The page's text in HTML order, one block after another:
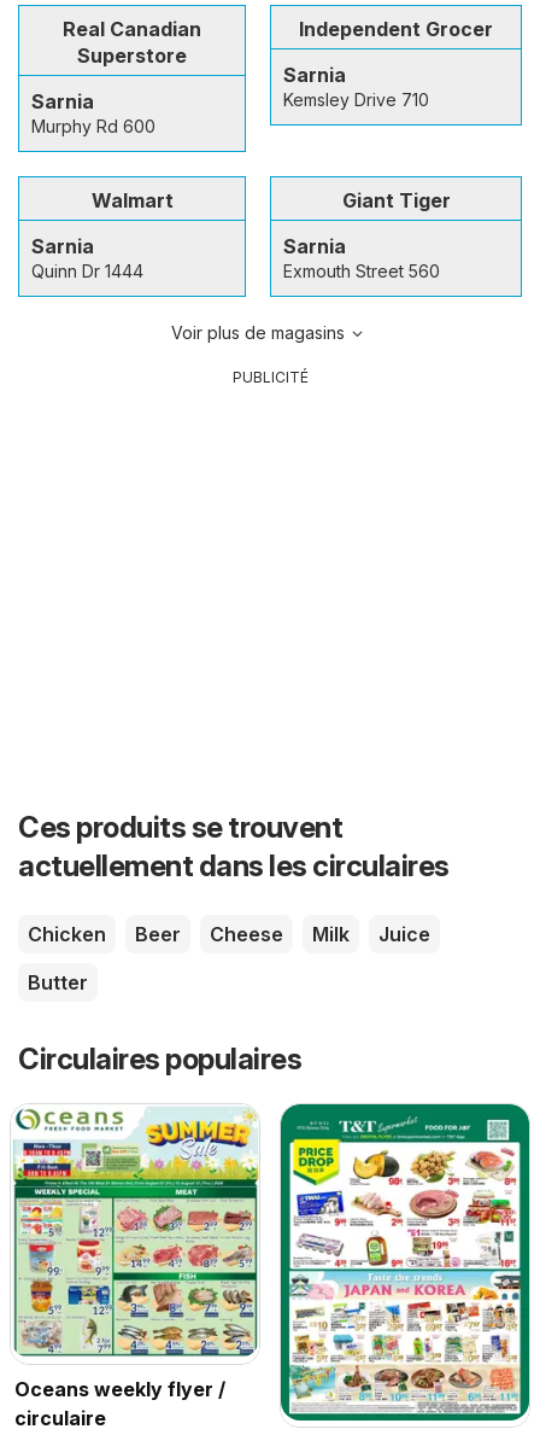
Real Canadian
Superstore
Sarnia
Murphy Rd 600
Independent Grocer
Sarnia
Kemsley Drive 710
Walmart
Sarnia
Quinn Dr 1444
Giant Tiger
Sarnia
Exmouth Street 560
Voir plus de magasins
PUBLICITÉ
Ces produits se trouvent
actuellement dans les circulaires
Chicken Beer Cheese Milk
Juice
Butter
Circulaires populaires
Oceans weekly flyer /
circulaire